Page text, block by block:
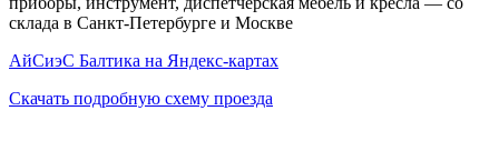
склада в Санкт-Петербурге и Москве
АйСиэС Балтика на Яндекс-картах
Скачать подробную схему проезда